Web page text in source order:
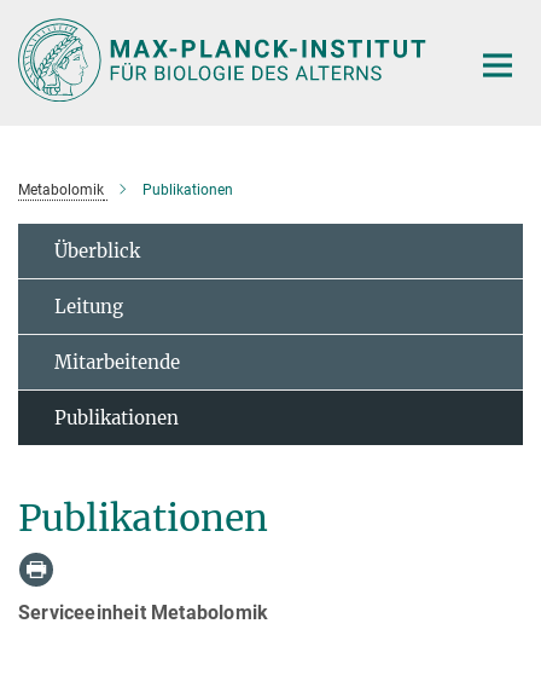
Hauptinhalt
Metabolomik Publikationen
Überblick
Leitung
Mitarbeitende
Publikationen
Publikationen
Serviceeinheit Metabolomik